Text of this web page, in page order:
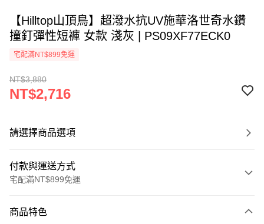
【Hilltop山頂鳥】超潑水抗UV施華洛世奇水鑽
撞釘彈性短褲 女款 淺灰 | PS09XF77ECK0
宅配滿NT$899免運
NT$3,880
NT$2,716
請選擇商品選項
付款與運送方式
宅配滿NT$899免運
信用卡一次付款
商品特色